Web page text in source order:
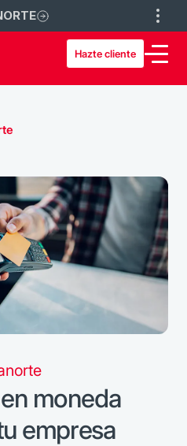
Hazte cliente
moneda
empresa